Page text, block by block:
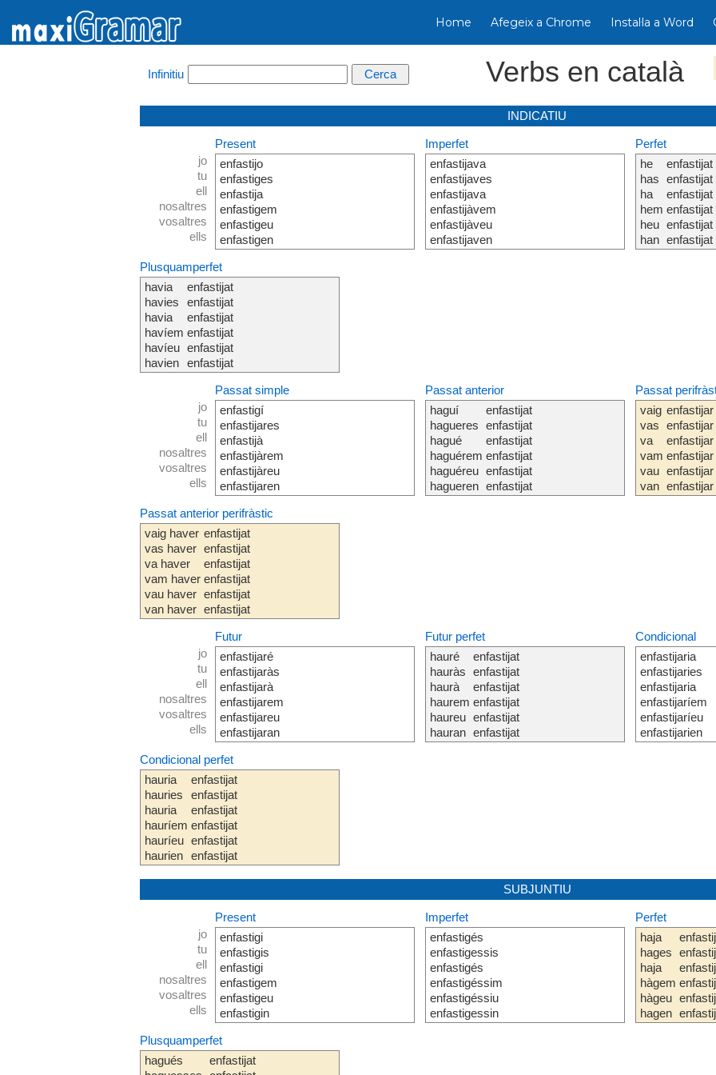
Home Afegeix a Chrome Instal·la a Word
Infinitiu Verbs en català
INDICATIU
jo
tu
ell
nosaltres
vosaltres
ells
Present
enfastijo
enfastiges
enfastija
enfastigem
enfastigeu
enfastigen
Imperfet
enfastijava
enfastijaves
enfastijava
enfastijàvem
enfastijàveu
enfastijaven
Perfet
he
has
ha
hem
heu
han
enfastijat
enfastijat
enfastijat
enfastijat
enfastijat
enfastijat
Plusquamperfet
havia
havies
havia
havíem
havíeu
havien
enfastijat
enfastijat
enfastijat
enfastijat
enfastijat
enfastijat
jo
tu
ell
nosaltres
vosaltres
ells
Passat simple
enfastigí
enfastijares
enfastijà
enfastijàrem
enfastijàreu
enfastijaren
Passat anterior
haguí
hagueres
hagué
haguérem
haguéreu
hagueren
enfastijat
enfastijat
enfastijat
enfastijat
enfastijat
enfastijat
Passat
vaig
vas
va
vam
vau
van
enfastijar
enfastijar
enfastijar
enfastijar
enfastijar
enfastijar
Passat anterior perifràstic
vaig haver
vas haver
va haver
vam haver
vau haver
van haver
enfastijat
enfastijat
enfastijat
enfastijat
enfastijat
enfastijat
jo
tu
ell
nosaltres
vosaltres
ells
Futur
enfastijaré
enfastijaràs
enfastijarà
enfastijarem
enfastijareu
enfastijaran
Futur perfet
hauré
hauràs
haurà
haurem
haureu
hauran
enfastijat
enfastijat
enfastijat
enfastijat
enfastijat
enfastijat
Condicional
enfastijaria
enfastijaries
enfastijaria
enfastijaríem
enfastijaríeu
enfastijarien
Condicional perfet
hauria
hauries
hauria
hauríem
hauríeu
haurien
enfastijat
enfastijat
enfastijat
enfastijat
enfastijat
enfastijat
SUBJUNTIU
jo
tu
ell
nosaltres
vosaltres
ells
Present
enfastigi
enfastigis
enfastigi
enfastigem
enfastigeu
enfastigin
Imperfet
enfastigés
enfastigessis
enfastigés
enfastigéssim
enfastigéssiu
enfastigessin
Perfet
haja
hages
haja
hàgem
hàgeu
hagen
Plusquamperfet
hagués
enfastijat